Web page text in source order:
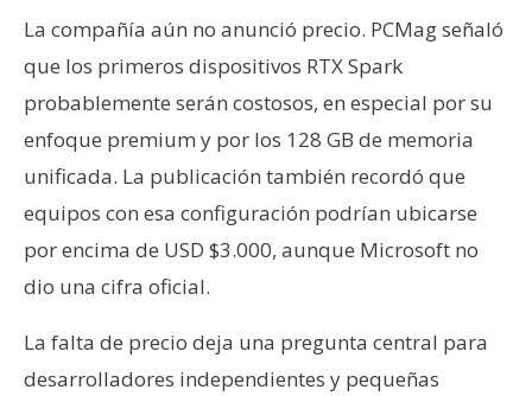
La compañía aún no anunció precio. PCMag señaló
que los primeros dispositivos RTX Spark
probablemente serán costosos, en especial por su
enfoque premium y por los 128 GB de memoria
unificada. La publicación también recordó que
equipos con esa configuración podrían ubicarse
por encima de USD $3.000, aunque Microsoft no
dio una cifra oficial.
La falta de precio deja una pregunta central para
desarrolladores independientes y pequeñas